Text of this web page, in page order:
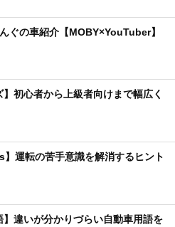
ぐの車紹介【MOBY×YouTuber】
】初心者から上級者向けまで幅広く
】運転の苦手意識を解消するヒント
】違いが分かりづらい自動車用語を